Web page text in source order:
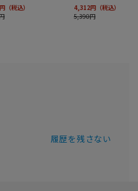
履歴を残さない